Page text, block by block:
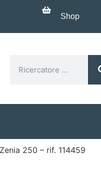
Shop
250 – rif. 114459